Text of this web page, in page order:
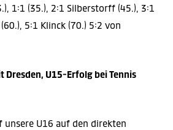
1:1 (35.), 2:1 Silberstorff (45.), 3:1
5:1 Klinck (70.) 5:2 von
U15-Erfolg bei Tennis
unsere U16 auf den direkten